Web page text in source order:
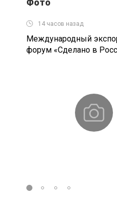
Фото
14 часов назад
Международный
форум «Сделано в